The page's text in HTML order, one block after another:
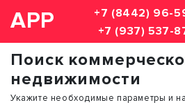
АРР
+7 (8442) 96-
+7 (937) 537-
Поиск
недвижимости
Укажите необходимые параметры и